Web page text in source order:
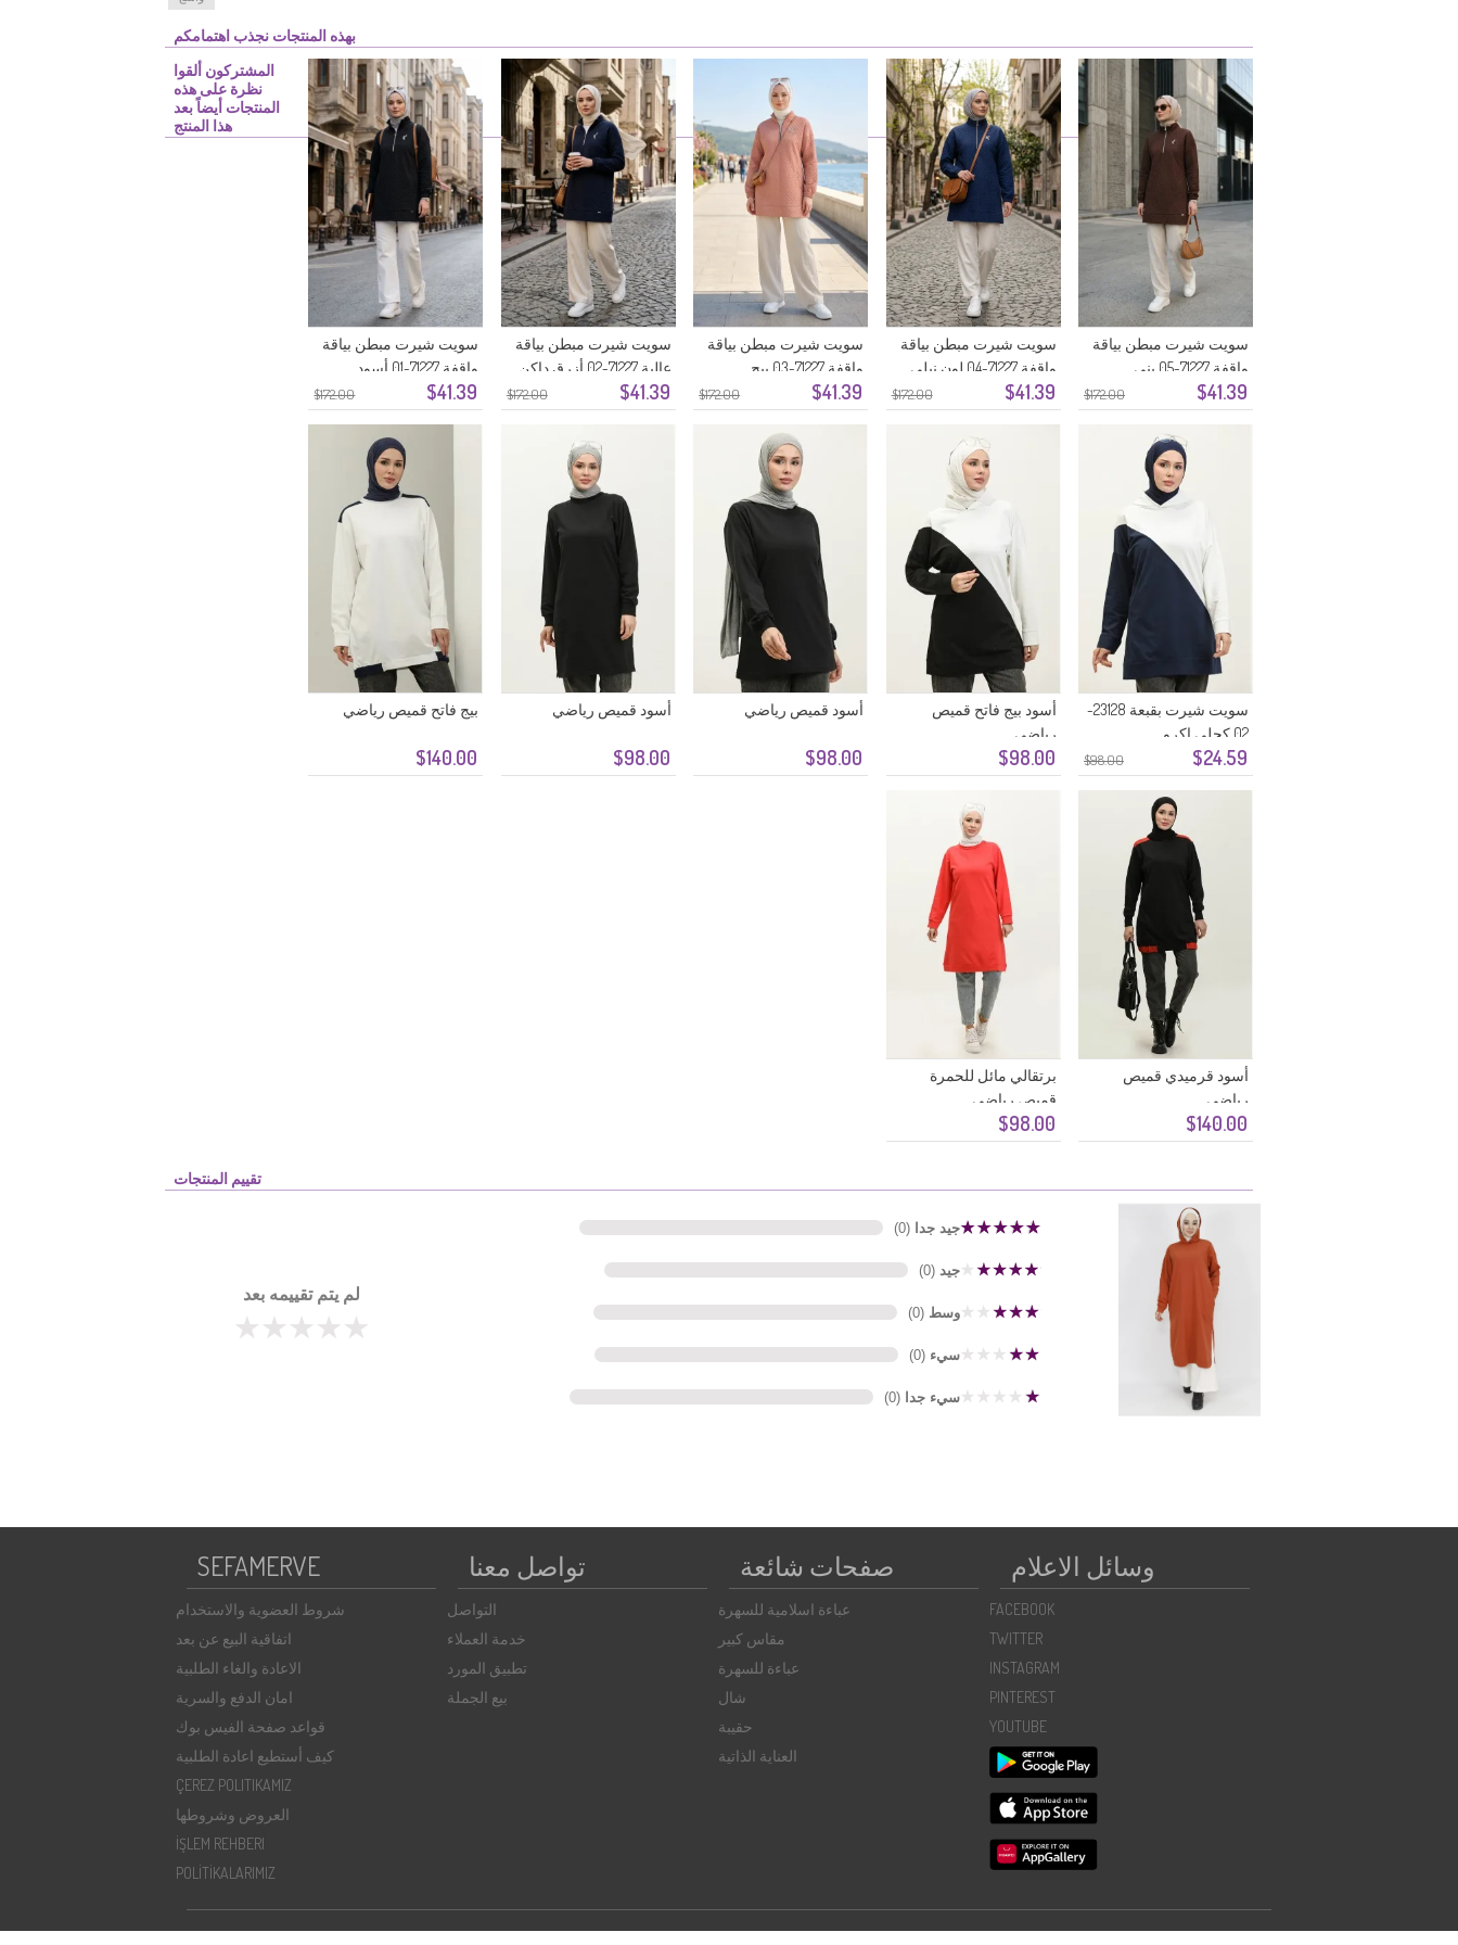
بهذه المنتجات نجذب اهتمامكم
$172.00 $41.39
سويت شيرت مبطن بياقة
واقفة 71227-05 بني
$172.00 $41.39
سويت شيرت مبطن بياقة
واقفة 71227-04 لون نيلي
$172.00 $41.39
سويت شيرت مبطن بياقة
واقفة 71227-03 بيج
$172.00 $41.39
سويت شيرت مبطن بياقة
عالية 71227-02 أزرق داكن
$172.00 $41.39
سويت شيرت مبطن بياقة
واقفة 71227-01 أسود
$98.00 $24.59
سويت شيرت بقبعة 23128-
02 كحلي إكرو
المشتركون ألقوا
نظرة على هذه
المنتجات أيضاً بعد
هذا المنتج
$98.00
أسود بيج فاتح قميص
رياضي
$98.00
أسود قميص رياضي
$98.00
أسود قميص رياضي
$140.00
بيج فاتح قميص رياضي
$140.00
أسود قرميدي قميص
رياضي
$98.00
برتقالي مائل للحمرة
قميص رياضي
تقييم المنتجات
جيد جدا (0)
جيد (0)
وسط (0)
سيء (0)
سيء جدا (0)
لم يتم تقييمه بعد
SEFAMERVE
شروط العضوية والاستخدام
اتفاقية البيع عن بعد
الاعادة والغاء الطلبية
امان الدفع والسرية
قواعد صفحة الفيس بوك
كيف أستطيع اعادة الطلبية
ÇEREZ POLITIKAMIZ
العروض وشروطها
İŞLEM REHBERI
POLİTİKALARIMIZ
تواصل معنا
التواصل
خدمة العملاء
تطبيق المورد
بيع الجملة
صفحات شائعة
عباءة اسلامية للسهرة
مقاس كبير
عباءة للسهرة
شال
حقيبة
العناية الذاتية
وسائل الاعلام
FACEBOOK
TWITTER
INSTAGRAM
PINTEREST
YOUTUBE